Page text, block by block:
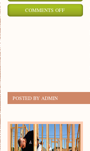
COMMENTS OFFON
POSTED BY ADMIN